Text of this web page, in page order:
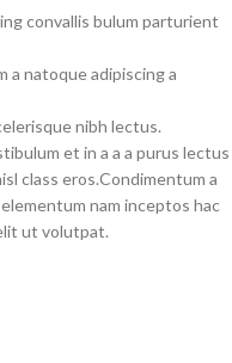
convallis bulum parturient
natoque adipiscing a
nibh lectus.
et in a a a purus lectus
class eros.Condimentum a
nam inceptos hac
ut volutpat.